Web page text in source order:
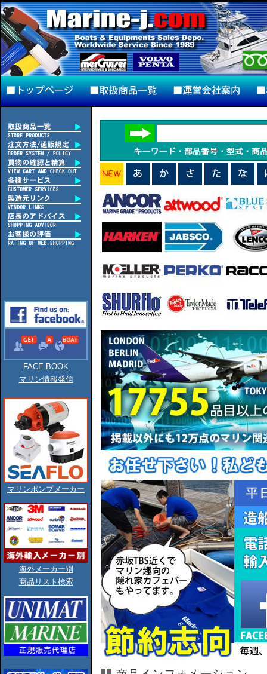
FACE BOOK
マリン情報発信
マリンポンプメーカー
海外メーカー別
商品リスト検索